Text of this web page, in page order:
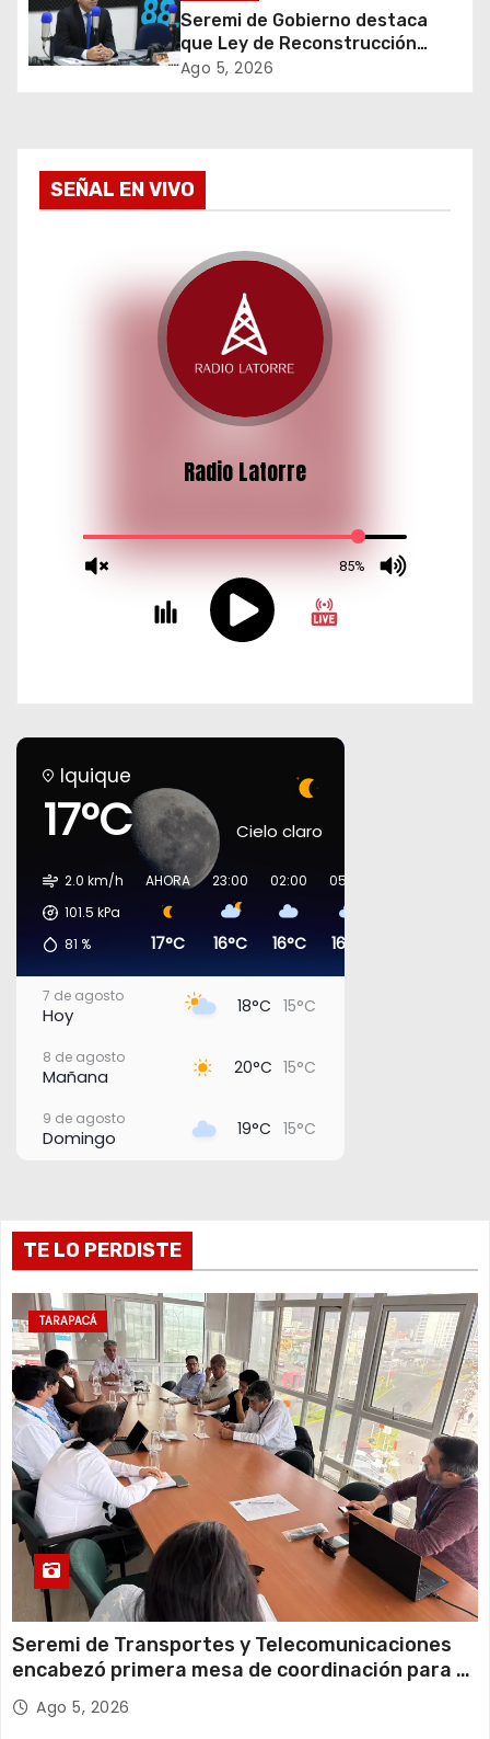
e
n
a
Seremi de Gobierno destaca
que Ley de Reconstrucción
Nacional impulsará la inversión
Ago 5, 2026
SEÑAL EN VIVO
Iquique
17°C Cielo claro
2.0 km/h
101.5 kPa
81 %
AHORA
17°C
23:00
16°C
02:00
16°C
05:00
16°C
7 de agosto
Hoy 18°C 15°C
8 de agosto
Mañana 20°C 15°C
9 de agosto
Domingo 19°C 15°C
11 de agosto
Martes
12 de agosto
Miércoles 23°C 19°C
13 de agosto
Jueves 20°C 18°C
TE LO PERDISTE
TARAPACÁ
Seremi de Transportes y Telecomunicaciones
encabezó primera mesa de coordinación para el
retiro de cables en desuso en Iquique
Ago 5, 2026